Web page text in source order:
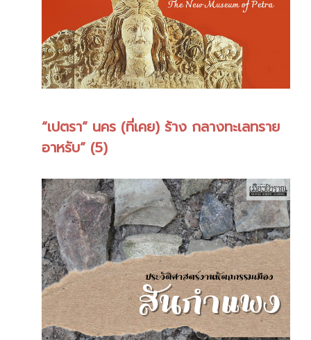
“เปตรา” นคร (ที่เคย) ร้าง กลางทะเลทราย
อาหรับ” (5)